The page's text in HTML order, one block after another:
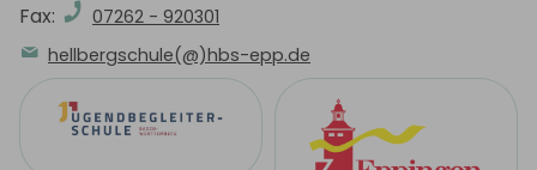
Fax:
07262 - 920301
hellbergschule(@)hbs-epp.de